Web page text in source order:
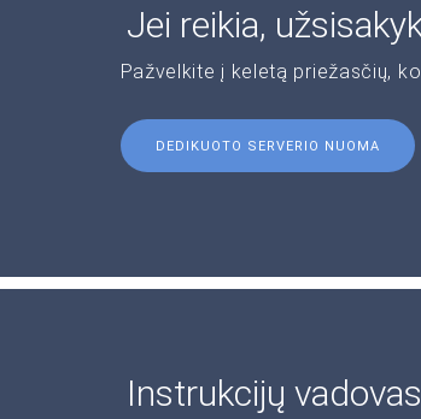
Jei reikia,
Pažvelkite į keletą priežasčių,
DEDIKUOTO SERVERIO NUOMA
Instrukcijų vadovas